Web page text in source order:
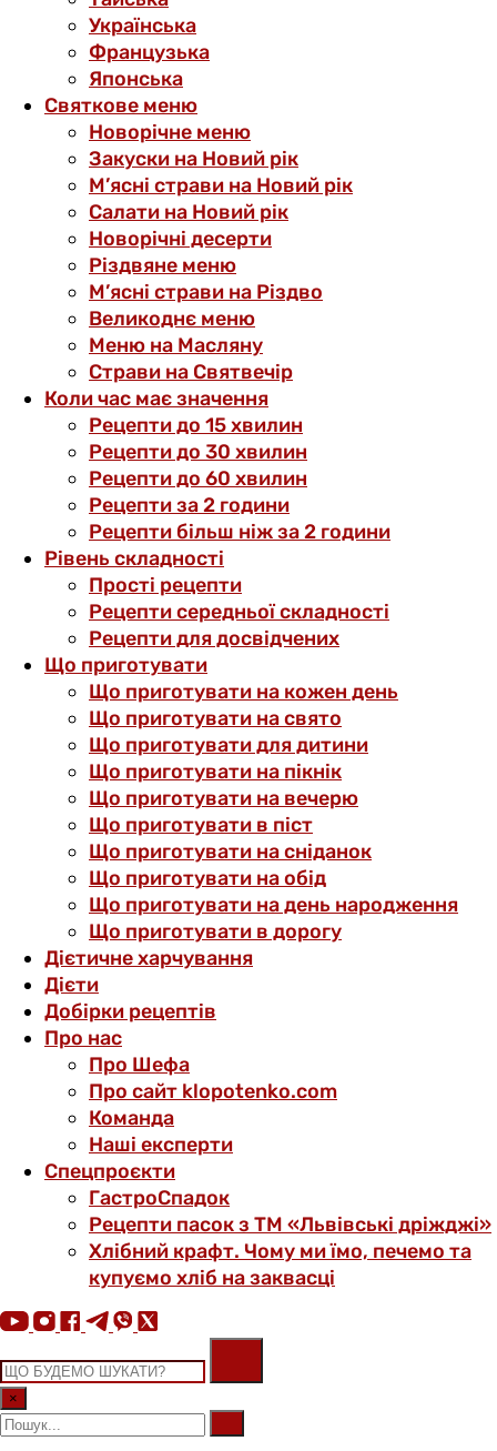
Українська
Французька
Японська
Святкове меню
Новорічне меню
Закуски на Новий рік
М’ясні страви на Новий рік
Салати на Новий рік
Новорічні десерти
Різдвяне меню
М’ясні страви на Різдво
Великоднє меню
Меню на Масляну
Страви на Святвечір
Коли час має значення
Рецепти до 15 хвилин
Рецепти до 30 хвилин
Рецепти до 60 хвилин
Рецепти за 2 години
Рецепти більш ніж за 2 години
Рівень складності
Прості рецепти
Рецепти середньої складності
Рецепти для досвідчених
Що приготувати
Що приготувати на кожен день
Що приготувати на свято
Що приготувати для дитини
Що приготувати на пікнік
Що приготувати на вечерю
Що приготувати в піст
Що приготувати на сніданок
Що приготувати на обід
Що приготувати на день народження
Що приготувати в дорогу
Дієтичне харчування
Дієти
Добірки рецептів
Про нас
Про Шефа
Про сайт klopotenko.com
Команда
Наші експерти
Спецпроєкти
ГастроСпадок
Рецепти пасок з ТМ «Львівські дріжджі»
Хлібний крафт. Чому ми їмо, печемо та
купуємо хліб на заквасці
×